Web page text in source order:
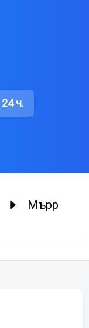
24 ч.
Мърр